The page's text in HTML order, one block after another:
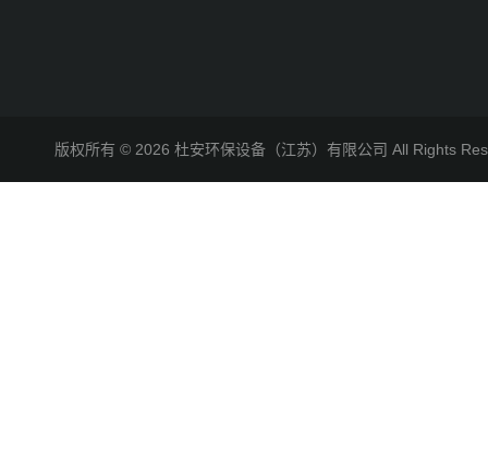
版权所有 © 2026 杜安环保设备（江苏）有限公司 All Rights